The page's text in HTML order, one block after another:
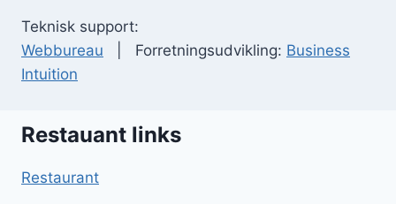
Teknisk support:
Webbureau | Forretningsudvikling: Business
Intuition
Restauant links
Restaurant